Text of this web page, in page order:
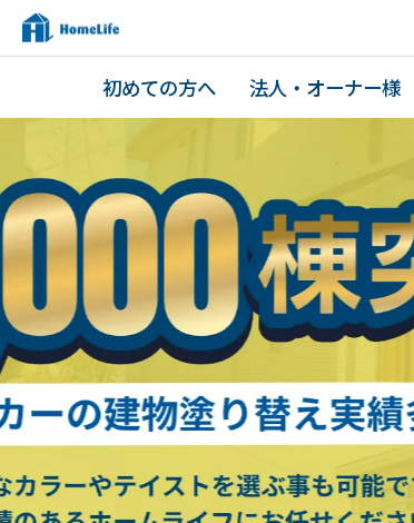
初めての方へ 法人・オーナー様